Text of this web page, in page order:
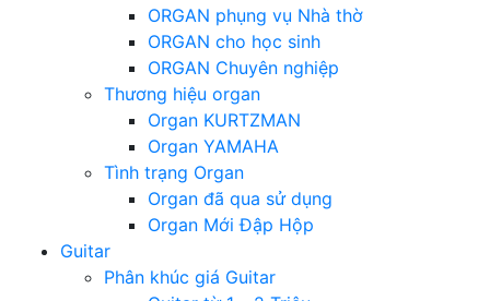
ORGAN phụng vụ Nhà thờ
ORGAN cho học sinh
ORGAN Chuyên nghiệp
Thương hiệu organ
Organ KURTZMAN
Organ YAMAHA
Tình trạng Organ
Organ đã qua sử dụng
Organ Mới Đập Hộp
Guitar
Phân khúc giá Guitar